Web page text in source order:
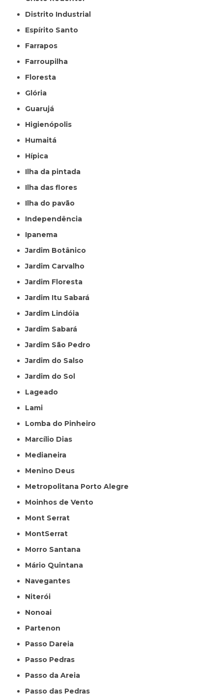
Distrito Industrial
Espírito Santo
Farrapos
Farroupilha
Floresta
Glória
Guarujá
Higienópolis
Humaitá
Hípica
Ilha da pintada
Ilha das flores
Ilha do pavão
Independência
Ipanema
Jardim Botânico
Jardim Carvalho
Jardim Floresta
Jardim Itu Sabará
Jardim Lindóia
Jardim Sabará
Jardim São Pedro
Jardim do Salso
Jardim do Sol
Lageado
Lami
Lomba do Pinheiro
Marcílio Dias
Medianeira
Menino Deus
Metropolitana Porto Alegre
Moinhos de Vento
Mont Serrat
MontSerrat
Morro Santana
Mário Quintana
Navegantes
Niterói
Nonoai
Partenon
Passo Dareia
Passo Pedras
Passo da Areia
Passo das Pedras